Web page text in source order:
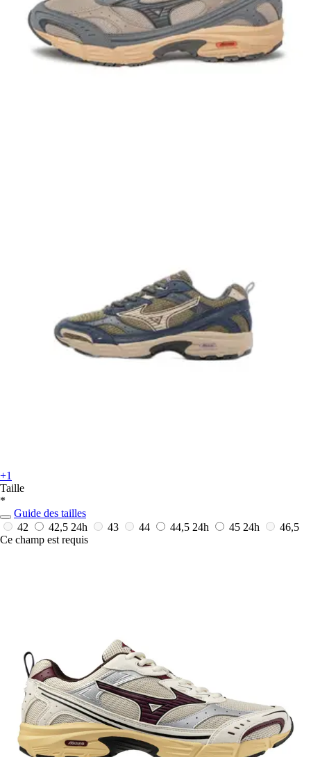
+1
Taille
*
Guide des tailles
42
42,5 24h 43 44 44,5 24h 45 24h
46,5
Ce champ est requis